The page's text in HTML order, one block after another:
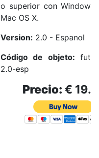
o superior con
Mac OS X.
Version: 2.0 - Espanol
Código de objeto: fut
2.0-esp
Precio: €